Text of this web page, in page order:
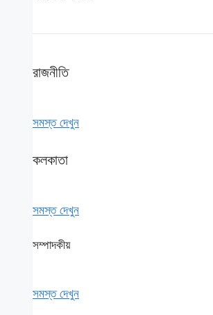
রাজনীতি
সমস্ত দেখুন
কলকাতা
সমস্ত দেখুন
সম্পাদকীয়
সমস্ত দেখুন